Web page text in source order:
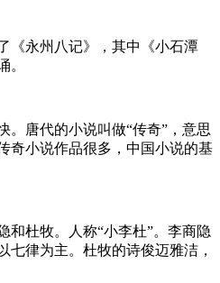
《永州八记》，其中《小石潭
。
。唐代的小说叫做“传奇”，意思
奇小说作品很多，中国小说的基
和杜牧。人称“小李杜”。李商隐
七律为主。杜牧的诗俊迈雅洁，